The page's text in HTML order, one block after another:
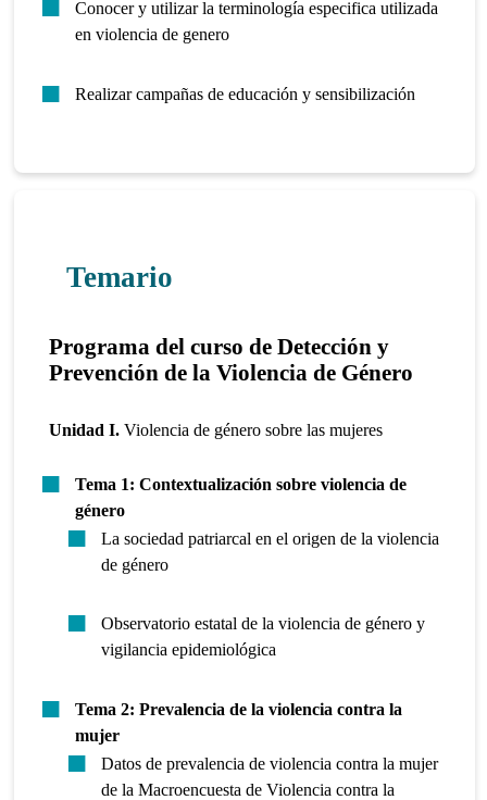
Conocer y utilizar la terminología especifica utilizada
en violencia de genero
Realizar campañas de educación y sensibilización
Temario
Programa delcurso de Detección y
Prevención de la Violencia de Género
Unidad I.Violencia de género sobre las mujeres
Tema 1: Contextualización sobre violencia de
género
La sociedad patriarcal en el origen de la violencia
de género
Observatorio estatal de la violencia de género y
vigilancia epidemiológica
Tema 2: Prevalencia de la violencia contra la
mujer
Datos de prevalencia de violencia contra la mujer
de la Macroencuesta de Violencia contra la